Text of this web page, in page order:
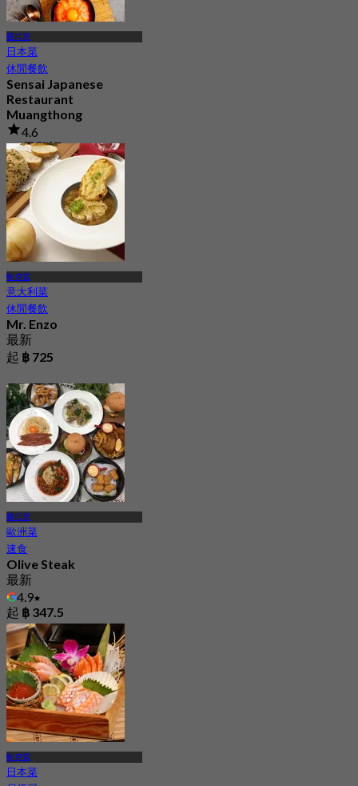
暖武里
日本菜
休閒餐飲
Sensai Japanese
Restaurant
Muangthong
4.6
59 已預訂
起฿ 925
帕克雷
意大利菜
休閒餐飲
Mr. Enzo
最新
起 ฿ 725
暖武里
歐洲菜
速食
Olive Steak
最新
4.9
起 ฿ 347.5
帕克雷
日本菜